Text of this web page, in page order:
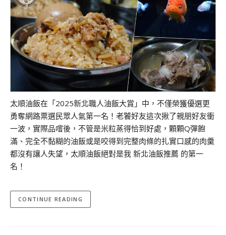
太順油飯在「2025新北職人油飯大賞」中，不僅榮獲優選更
勇奪網路票選民眾人氣第一名！老饕好友這次揪了親朋好友衝
一波，實際品嚐後，不管是米粒蒸得恰到好處，顆顆Q彈飽
滿、完全不黏糊的油飯或是咬得到完整肉條的扎實口感的肉羹
都沒有讓人失望，太順油飯絕對是我 新北油飯推薦 的第一
名！
CONTINUE READING